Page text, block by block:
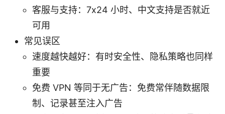
客服与支持：7x24 小时、中文支持是否就近
可用
常见误区
速度越快越好：有时安全性、隐私策略也同样
重要
免费 VPN 等同于无广告：免费常伴随数据限
制、记录甚至注入广告